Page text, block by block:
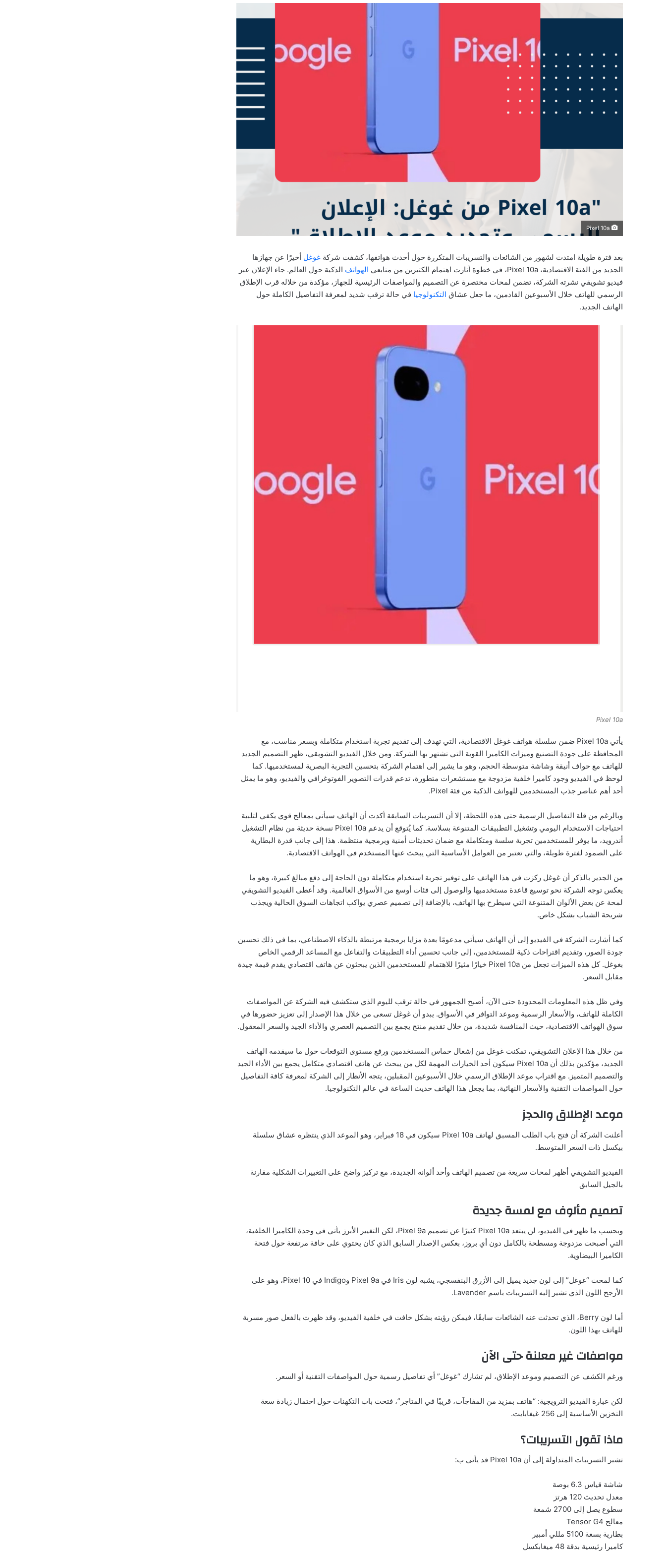
بعد فترة طويلة امتدت لشهور من الشائعات والتسريبات المتكررة حول أحدث هواتفها، كشفت شركة غوغل أخيرًا عن جهازها
الجديد من الفئة الاقتصادية، Pixel 10a، في خطوة أثارت اهتمام الكثيرين من متابعي
الهواتف الذكية حول العالم. جاء الإعلان عبر
فيديو تشويقي نشرته الشركة، تضمن لمحات مختصرة عن التصميم والمواصفات الرئيسية للجهاز، مؤكدة من خلاله قرب الإطلاق
الرسمي للهاتف خلال الأسبوعين القادمين، ما جعل عشاق التكنولوجيا في حالة ترقب شديد لمعرفة التفاصيل الكاملة حول
الهاتف الجديد.
Pixel 10a
يأتي Pixel 10a ضمن سلسلة هواتف غوغل الاقتصادية، التي تهدف إلى تقديم تجربة استخدام متكاملة وبسعر مناسب، مع
المحافظة على جودة التصنيع وميزات الكاميرا القوية التي تشتهر بها الشركة. ومن خلال الفيديو التشويقي، ظهر التصميم الجديد
للهاتف مع حواف أنيقة وشاشة متوسطة الحجم، وهو ما يشير إلى اهتمام الشركة بتحسين التجربة البصرية لمستخدميها. كما
لوحظ في الفيديو وجود كاميرا خلفية مزدوجة مع مستشعرات متطورة، تدعم قدرات التصوير الفوتوغرافي والفيديو، وهو ما يمثل
أحد أهم عناصر جذب المستخدمين للهواتف الذكية من فئة Pixel.
وبالرغم من قلة التفاصيل الرسمية حتى هذه اللحظة، إلا أن التسريبات السابقة أكدت أن الهاتف سيأتي بمعالج قوي يكفي لتلبية
احتياجات الاستخدام اليومي وتشغيل التطبيقات المتنوعة بسلاسة. كما يُتوقع أن يدعم Pixel 10a نسخة حديثة من نظام التشغيل
أندرويد، ما يوفر للمستخدمين تجربة سلسة ومتكاملة مع ضمان تحديثات أمنية وبرمجية منتظمة. هذا إلى جانب قدرة البطارية
على الصمود لفترة طويلة، والتي تعتبر من العوامل الأساسية التي يبحث عنها المستخدم في الهواتف الاقتصادية.
من الجدير بالذكر أن غوغل ركزت في هذا الهاتف على توفير تجربة استخدام متكاملة دون الحاجة إلى دفع مبالغ كبيرة، وهو ما
يعكس توجه الشركة نحو توسيع قاعدة مستخدميها والوصول إلى فئات أوسع من الأسواق العالمية. وقد أعطى الفيديو التشويقي
لمحة عن بعض الألوان المتنوعة التي سيطرح بها الهاتف، بالإضافة إلى تصميم عصري يواكب اتجاهات السوق الحالية ويجذب
شريحة الشباب بشكل خاص.
كما أشارت الشركة في الفيديو إلى أن الهاتف سيأتي مدعومًا بعدة مزايا برمجية مرتبطة بالذكاء الاصطناعي، بما في ذلك تحسين
جودة الصور، وتقديم اقتراحات ذكية للمستخدمين، إلى جانب تحسين أداء التطبيقات والتفاعل مع المساعد الرقمي الخاص
بغوغل. كل هذه الميزات تجعل من Pixel 10a خيارًا مثيرًا للاهتمام للمستخدمين الذين يبحثون عن هاتف اقتصادي يقدم قيمة جيدة
مقابل السعر.
وفي ظل هذه المعلومات المحدودة حتى الآن، أصبح الجمهور في حالة ترقب لليوم الذي ستكشف فيه الشركة عن المواصفات
الكاملة للهاتف، والأسعار الرسمية وموعد التوافر في الأسواق. يبدو أن غوغل تسعى من خلال هذا الإصدار إلى تعزيز حضورها في
سوق الهواتف الاقتصادية، حيث المنافسة شديدة، من خلال تقديم منتج يجمع بين التصميم العصري والأداء الجيد والسعر المعقول.
من خلال هذا الإعلان التشويقي، تمكنت غوغل من إشعال حماس المستخدمين ورفع مستوى التوقعات حول ما سيقدمه الهاتف
الجديد، مؤكدين بذلك أن Pixel 10a سيكون أحد الخيارات المهمة لكل من يبحث عن هاتف اقتصادي متكامل يجمع بين الأداء الجيد
والتصميم المتميز. مع اقتراب موعد الإطلاق الرسمي خلال الأسبوعين المقبلين، يتجه الأنظار إلى الشركة لمعرفة كافة التفاصيل
حول المواصفات التقنية والأسعار النهائية، بما يجعل هذا الهاتف حديث الساعة في عالم التكنولوجيا.
موعد الإطلاق والحجز
أعلنت الشركة أن فتح باب الطلب المسبق لهاتف Pixel 10a سيكون في 18 فبراير، وهو الموعد الذي ينتظره عشاق سلسلة
بيكسل ذات السعر المتوسط.
الفيديو التشويقي أظهر لمحات سريعة من تصميم الهاتف وأحد ألوانه الجديدة، مع تركيز واضح على التغييرات الشكلية مقارنة
بالجيل السابق
تصميم مألوف مع لمسة جديدة
وبحسب ما ظهر في الفيديو، لن يبتعد Pixel 10a كثيرًا عن تصميم Pixel 9a، لكن التغيير الأبرز يأتي في وحدة الكاميرا الخلفية،
التي أصبحت مزدوجة ومسطحة بالكامل دون أي بروز، بعكس الإصدار السابق الذي كان يحتوي على حافة مرتفعة حول فتحة
الكاميرا البيضاوية.
كما لمحت “غوغل” إلى لون جديد يميل إلى الأزرق البنفسجي، يشبه لون Iris في Pixel 9a وIndigo في Pixel 10، وهو على
الأرجح اللون الذي تشير إليه التسريبات باسم Lavender.
أما لون Berry، الذي تحدثت عنه الشائعات سابقًا، فيمكن رؤيته بشكل خافت في خلفية الفيديو، وقد ظهرت بالفعل صور مسربة
للهاتف بهذا اللون.
مواصفات غير معلنة حتى الآن
ورغم الكشف عن التصميم وموعد الإطلاق، لم تشارك “غوغل” أي تفاصيل رسمية حول المواصفات التقنية أو السعر.
لكن عبارة الفيديو الترويجية: “هاتف بمزيد من المفاجآت، قريبًا في المتاجر”، فتحت باب التكهنات حول احتمال زيادة سعة
التخزين الأساسية إلى 256 غيغابايت.
ماذا تقول التسريبات؟
تشير التسريبات المتداولة إلى أن Pixel 10a قد يأتي ب:
شاشة قياس 6.3 بوصة
معدل تحديث 120 هرتز
سطوع يصل إلى 2700 شمعة
معالج Tensor G4
بطارية بسعة 5100 مللي أمبير
كاميرا رئيسية بدقة 48 ميغابكسل